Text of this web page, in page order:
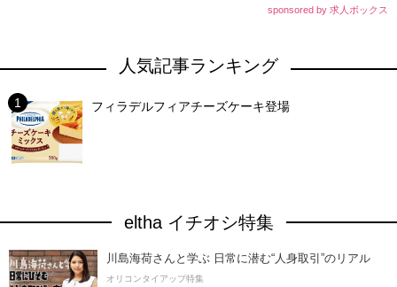
sponsored by 求人ボックス
人気記事ランキング
フィラデルフィアチーズケーキ登場
eltha イチオシ特集
川島海荷さんと学ぶ 日常に潜む“人身取引”のリアル
オリコンタイアップ特集